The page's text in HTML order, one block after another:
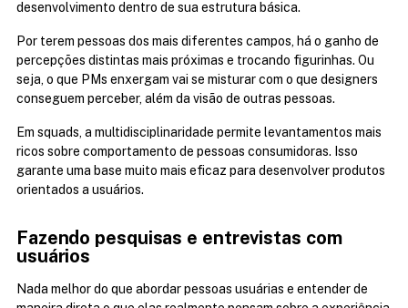
desenvolvimento dentro de sua estrutura básica.
Por terem pessoas dos mais diferentes campos, há o ganho de
percepções distintas mais próximas e trocando figurinhas. Ou
seja, o que PMs enxergam vai se misturar com o que designers
conseguem perceber, além da visão de outras pessoas.
Em squads, a multidisciplinaridade permite levantamentos mais
ricos sobre comportamento de pessoas consumidoras. Isso
garante uma base muito mais eficaz para desenvolver produtos
orientados a usuários.
Fazendo pesquisas e entrevistas com
usuários
Nada melhor do que abordar pessoas usuárias e entender de